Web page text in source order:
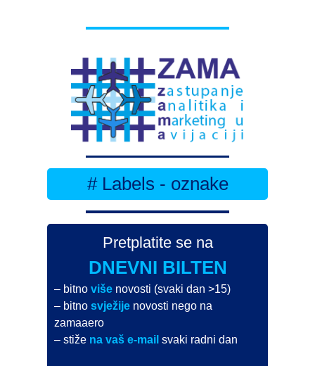
# Labels - oznake
Pretplatite se na
DNEVNI BILTEN
– bitnoviše novosti (svaki dan >15)
– bitnosvježije novosti nego na
zamaaero
– stiže na vaš e-mail svaki radni dan